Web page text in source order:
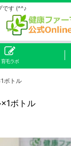
です (^^♪
育毛ラボ
ボトル
ボトル